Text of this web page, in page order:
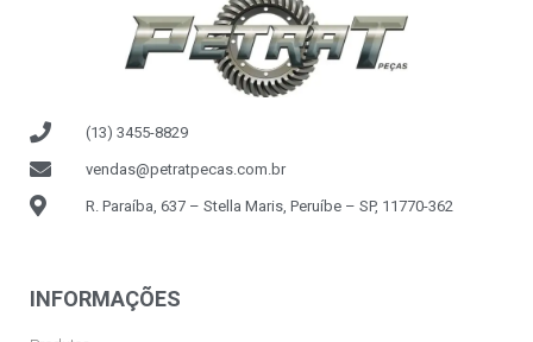
(13) 3455-8829
vendas@petratpecas.com.br
R. Paraíba, 637 – Stella Maris, Peruíbe – SP, 11770-362
INFORMAÇÕES